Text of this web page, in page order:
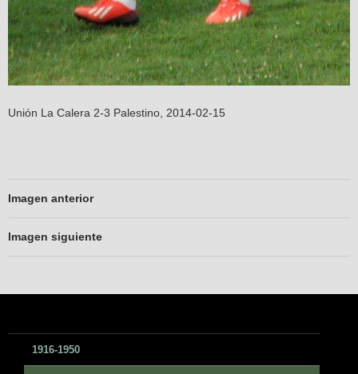
Unión La Calera 2-3 Palestino, 2014-02-15
Imagen anterior
Imagen siguiente
1916-1950